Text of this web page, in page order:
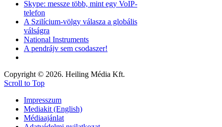
Skype: messze több, mint egy VoIP-
telefon
A Szilícium-völgy válasza a globális
válságra
National Instruments
A pendrájv sem csodaszer!
Copyright © 2026. Heiling Média Kft.
Scroll to Top
Impresszum
Mediakit (English)
Médiaajánlat